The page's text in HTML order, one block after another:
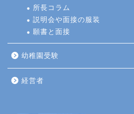
所長コラム
説明会や面接の服装
願書と面接
幼稚園受験
経営者